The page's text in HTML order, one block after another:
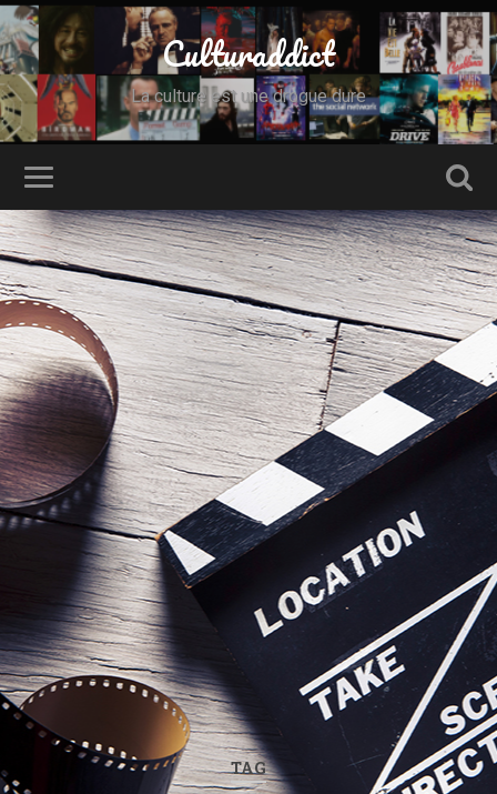
Culturaddict
La culture est une drogue dure
TAG